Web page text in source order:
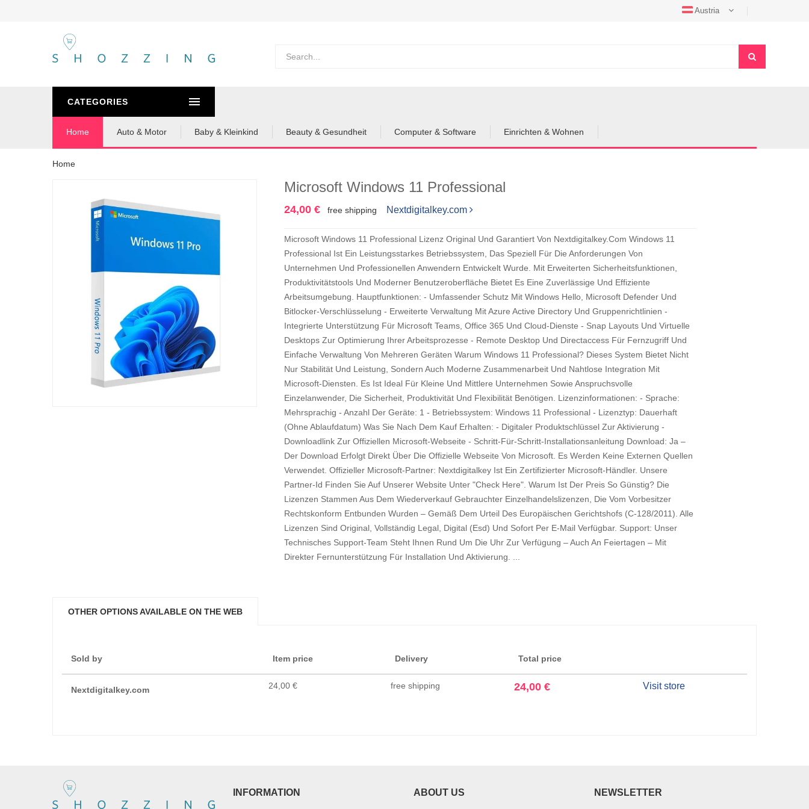
Austria
CATEGORIES
Home Auto & Motor Baby & Kleinkind Beauty & Gesundheit Computer & Software Einrichten & Wohnen
Home
Microsoft Windows 11 Professional
24,00 € free shipping Nextdigitalkey.com
Microsoft Windows 11 Professional Lizenz Original Und Garantiert Von Nextdigitalkey.Com Windows 11
Professional Ist Ein Leistungsstarkes Betriebssystem, Das Speziell Für Die Anforderungen Von
Unternehmen Und Professionellen Anwendern Entwickelt Wurde. Mit Erweiterten Sicherheitsfunktionen,
Produktivitätstools Und Moderner Benutzeroberfläche Bietet Es Eine Zuverlässige Und Effiziente
Arbeitsumgebung. Hauptfunktionen: - Umfassender Schutz Mit Windows Hello, Microsoft Defender Und
Bitlocker-Verschlüsselung - Erweiterte Verwaltung Mit Azure Active Directory Und Gruppenrichtlinien -
Integrierte Unterstützung Für Microsoft Teams, Office 365 Und Cloud-Dienste - Snap Layouts Und Virtuelle
Desktops Zur Optimierung Ihrer Arbeitsprozesse - Remote Desktop Und Directaccess Für Fernzugriff Und
Einfache Verwaltung Von Mehreren Geräten Warum Windows 11 Professional? Dieses System Bietet Nicht
Nur Stabilität Und Leistung, Sondern Auch Moderne Zusammenarbeit Und Nahtlose Integration Mit
Microsoft-Diensten. Es Ist Ideal Für Kleine Und Mittlere Unternehmen Sowie Anspruchsvolle
Einzelanwender, Die Sicherheit, Produktivität Und Flexibilität Benötigen. Lizenzinformationen: - Sprache:
Mehrsprachig - Anzahl Der Geräte: 1 - Betriebssystem: Windows 11 Professional - Lizenztyp: Dauerhaft
(Ohne Ablaufdatum) Was Sie Nach Dem Kauf Erhalten: - Digitaler Produktschlüssel Zur Aktivierung -
Downloadlink Zur Offiziellen Microsoft-Webseite - Schritt-Für-Schritt-Installationsanleitung Download: Ja –
Der Download Erfolgt Direkt Über Die Offizielle Webseite Von Microsoft. Es Werden Keine Externen Quellen
Verwendet. Offizieller Microsoft-Partner: Nextdigitalkey Ist Ein Zertifizierter Microsoft-Händler. Unsere
Partner-Id Finden Sie Auf Unserer Website Unter "Check Here". Warum Ist Der Preis So Günstig? Die
Lizenzen Stammen Aus Dem Wiederverkauf Gebrauchter Einzelhandelslizenzen, Die Vom Vorbesitzer
Rechtskonform Entbunden Wurden – Gemäß Dem Urteil Des Europäischen Gerichtshofs (C-128/2011). Alle
Lizenzen Sind Original, Vollständig Legal, Digital (Esd) Und Sofort Per E-Mail Verfügbar. Support: Unser
Technisches Support-Team Steht Ihnen Rund Um Die Uhr Zur Verfügung – Auch An Feiertagen – Mit
Direkter Fernunterstützung Für Installation Und Aktivierung. ...
OTHER OPTIONS AVAILABLE ON THE WEB
Sold by Item price Delivery Total price
Nextdigitalkey.com 24,00 € free shipping 24,00 € Visit store
INFORMATION ABOUT US NEWSLETTER